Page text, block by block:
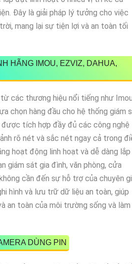
Đây là giải pháp lý tưởng cho việc
mang lại sự tiện lợi và an toàn tối
HÃNG IMOU, EZVIZ, DAHUA,
từ các thương hiệu nổi tiếng như
chọn hàng đầu cho hệ thống giám
được tích hợp đầy đủ các công nghệ
rõ nét và sắc nét ngay cả trong
hoạt động linh hoạt và dễ dàng lắp
giám sát gia đình, văn phòng, cửa
cần đến sự hỗ trợ của chuyên
hình và lưu trữ dữ liệu an toàn, giúp
an toàn của môi trường sống và làm
DÙNG PIN